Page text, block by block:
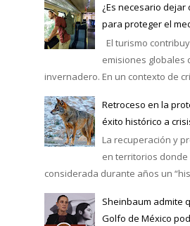
¿Es necesario
para proteger el
El turismo
emisiones globales
invernadero. En un contexto de
Retroceso en la
éxito histórico a
La recuperación y
en territorios
considerada durante años un
Sheinbaum admite
Golfo de México